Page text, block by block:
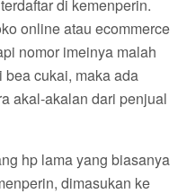
di kemenperin.
online atau ecommerce
nomor imeinya malah
bea cukai, maka ada
akal-akalan dari penjual
hp lama yang biasanya
dimasukan ke